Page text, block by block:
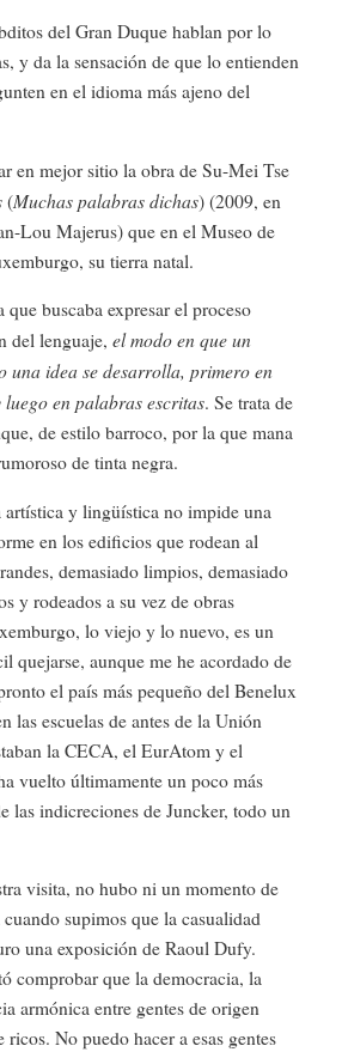
del Gran Duque hablan por lo
y da la sensación de que lo entienden
en el idioma más ajeno del
en mejor sitio la obra de Su-Mei Tse
(Muchas palabras dichas) (2009, en
Lou Majerus) que en el Museo de
su tierra natal.
que buscaba expresar el proceso
del lenguaje,el modo en que un
una idea se desarrolla, primero en
en palabras escritas. Se trata de
de estilo barroco, por la que mana
de tinta negra.
y lingüística no impide una
en los edificios que rodean al
demasiado limpios, demasiado
y rodeados a su vez de obras
lo viejo y lo nuevo, es un
quejarse, aunque me he acordado de
el país más pequeño del Benelux
las escuelas de antes de la Unión
la CECA, el EurAtom y el
vuelto últimamente un poco más
las indicreciones de Juncker, todo un
visita, no hubo ni un momento de
supimos que la casualidad
una exposición de Raoul Dufy.
comprobar que la democracia, la
armónica entre gentes de origen
ricos. No puedo hacer a esas gentes